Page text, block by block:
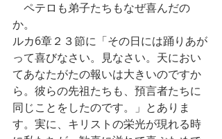
ペテロも弟子たちもなぜ喜んだの
か。
ルカ6章２３節に「その日には踊りあが
って喜びなさい。見なさい。天におい
てあなたがたの報いは大きいのですか
ら。彼らの先祖たちも、預言者たちに
同じことをしたのです。」とありま
す。実に、キリストの栄光が現れる時